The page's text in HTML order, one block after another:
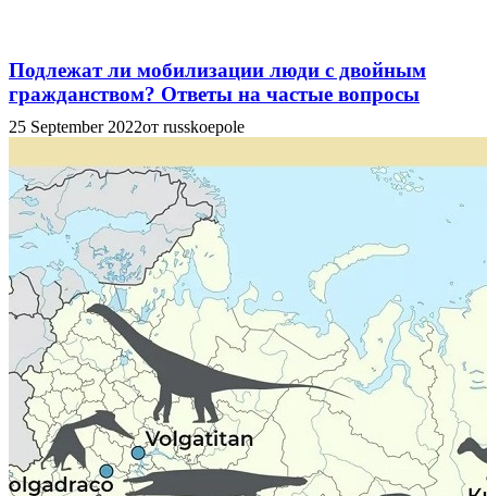
Подлежат ли мобилизации люди с двойным
гражданством? Ответы на частые вопросы
25 September 2022от russkoepole